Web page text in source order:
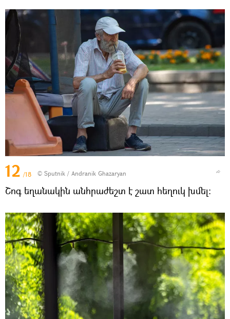
12 /18 © Sputnik / Andranik Ghazaryan
Շոգ եղանակին անհրաժեշտ է շատ հեղուկ խմել: